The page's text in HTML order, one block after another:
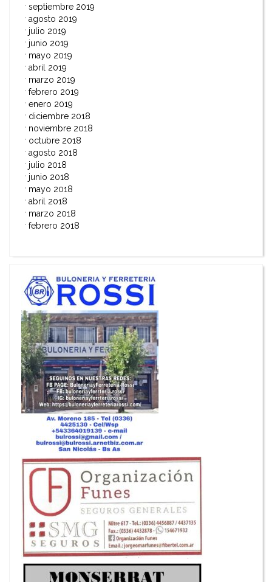
septiembre 2019
agosto 2019
julio 2019
junio 2019
mayo 2019
abril 2019
marzo 2019
febrero 2019
enero 2019
diciembre 2018
noviembre 2018
octubre 2018
agosto 2018
julio 2018
junio 2018
mayo 2018
abril 2018
marzo 2018
febrero 2018